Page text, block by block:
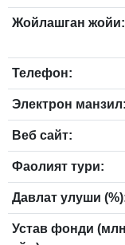
Жойлашган жойи:
Телефон:
Электрон манзил:
Веб сайт:
Фаолият тури:
Давлат улуши
Устав фонди